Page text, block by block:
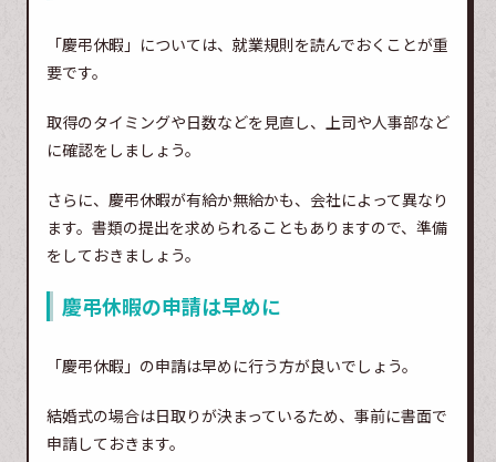
「慶弔休暇」については、就業規則を読んでおくことが重
要です。
取得のタイミングや日数などを見直し、上司や人事部など
に確認をしましょう。
さらに、慶弔休暇が有給か無給かも、会社によって異なり
ます。書類の提出を求められることもありますので、準備
をしておきましょう。
慶弔休暇の申請は早めに
「慶弔休暇」の申請は早めに行う方が良いでしょう。
結婚式の場合は日取りが決まっているため、事前に書面で
申請しておきます。